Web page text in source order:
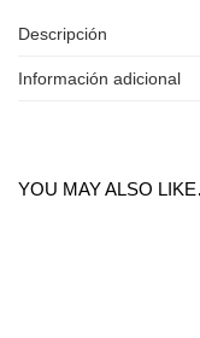
Descripción
Información adicional
YOU MAY ALSO